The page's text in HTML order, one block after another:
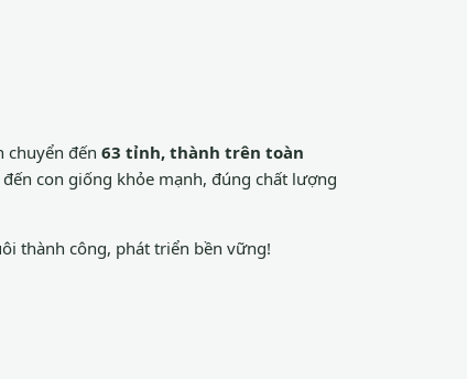
chuyển đến 63 tỉnh, thành trên toàn
con giống khỏe mạnh, đúng chất lượng
thành công, phát triển bền vững!